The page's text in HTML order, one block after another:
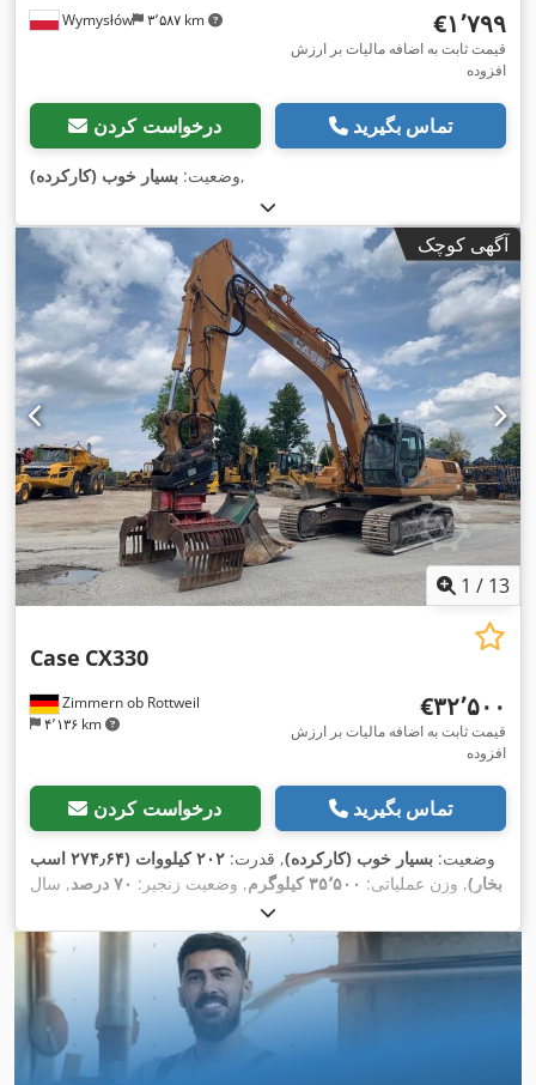
Wymysłów ۳٬۵۸۷ km ‎€۱٬۷۹۹
قیمت ثابت به اضافه مالیات بر ارزش
افزوده
درخواست کردن تماس بگیرید
وضعیت: بسیار خوب (کارکرده) ,
آگهی کوچک
1 / 13
Zimmern ob Rottweil
۴٬۱۳۶ km
Case CX330
‎€۳۲٬۵۰۰
قیمت ثابت به اضافه مالیات بر ارزش
افزوده
درخواست کردن تماس بگیرید
وضعیت: بسیار خوب (کارکرده), قدرت:
۲۰۲ کیلووات (۲۷۴٫۶۴ اسب
بخار), وزن عملیاتی: ۳۵٬۵۰۰ کیلوگرم , وضعیت زنجیر: ۷۰ درصد
, سال
ساخت: